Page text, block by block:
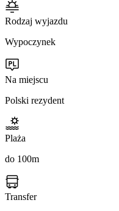
Rodzaj wyjazdu
Wypoczynek
Na miejscu
Polski rezydent
Plaża
do 100m
Transfer